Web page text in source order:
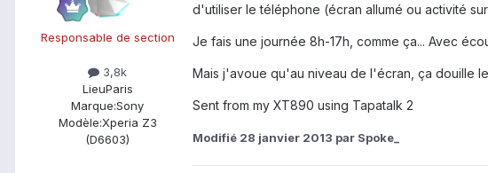
Responsable de section
3,8k
LieuParis
Marque:Sony
Modèle:Xperia Z3
(D6603)
d'utiliser le téléphone (écran allumé ou activité
Je fais une journée 8h-17h, comme ça... Avec
Mais j'avoue qu'au niveau de l'écran, ça douille le
Sent from my XT890 using Tapatalk 2
Modifié 28 janvier 2013 par Spoke_